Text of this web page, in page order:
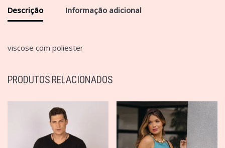
Descrição Informação adicional
viscose com poliester
PRODUTOS RELACIONADOS